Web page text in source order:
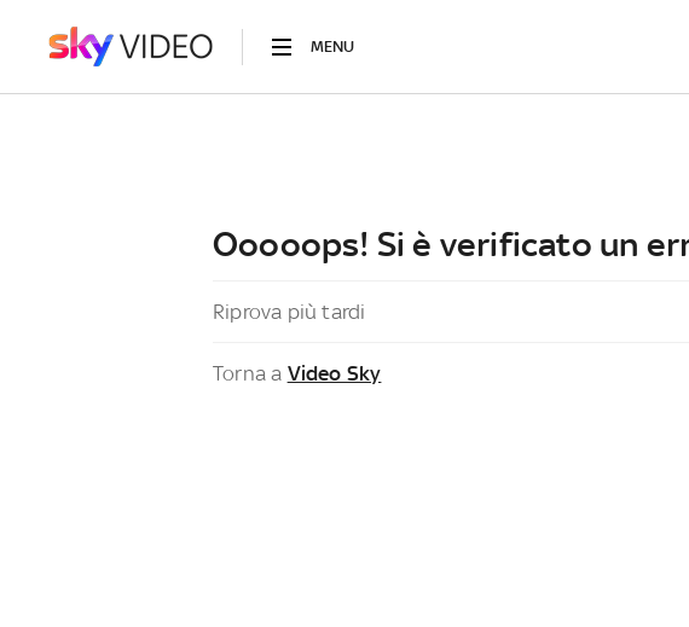
MENU
Ooooops! Si è verificato un
Riprova più tardi
Torna a Video Sky